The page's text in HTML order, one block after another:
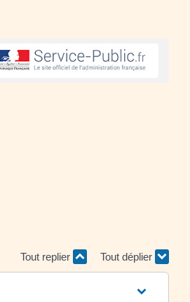
Tout replier Tout déplier